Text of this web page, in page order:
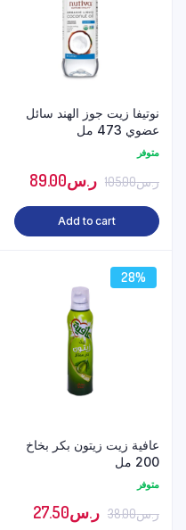
نوتيفا زيت جوز الهند سائل
عضوي 473 مل
متوفر
ر.س105.00 ر.س89.00
Add to cart
28%
عافية زيت زيتون بكر بخاخ
200 مل
متوفر
ر.س38.00 ر.س27.50